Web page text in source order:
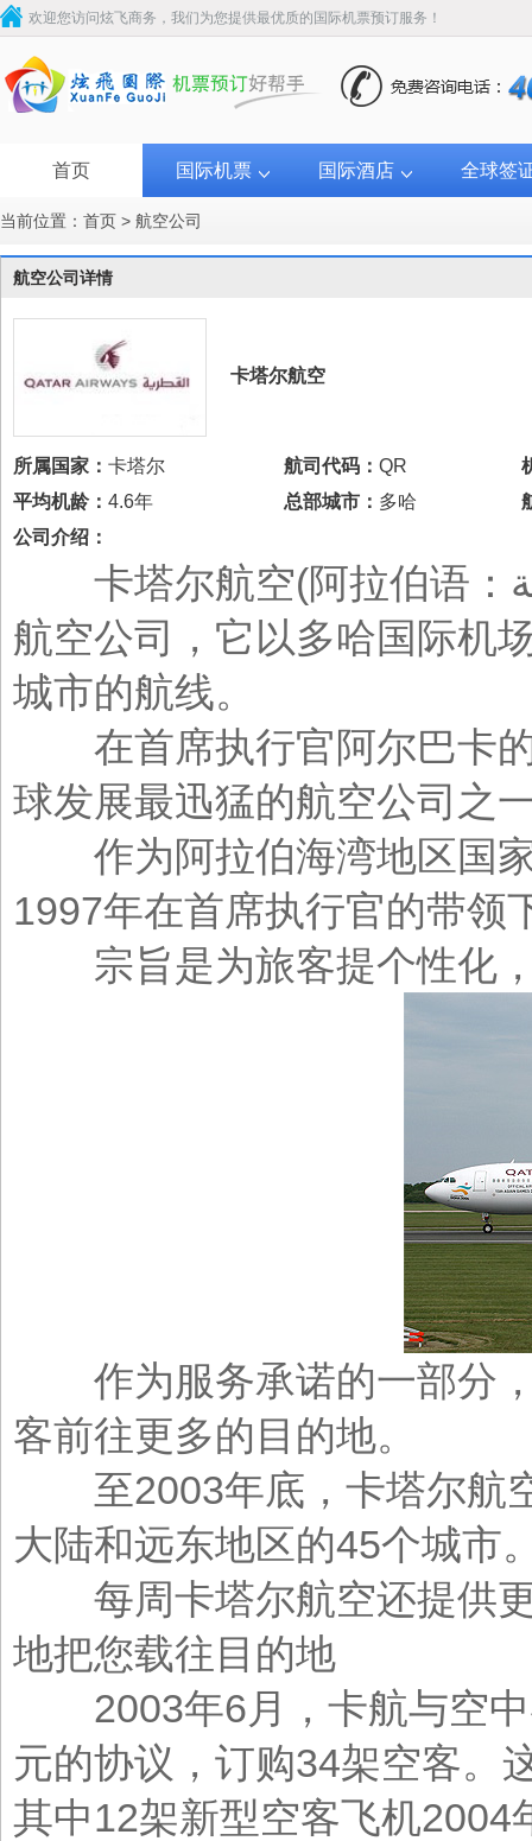
欢迎您访问炫飞商务，我们为您提供最优质的国际机票预订服务！
首页 国际机票 国际酒店 全球签
当前位置： 首页 > 航空公司
航空公司详情
卡塔尔航空
所属国家： 卡塔尔 航司代码： QR
平均机龄： 4.6年 总部城市： 多哈
公司介绍：
卡塔尔航空(阿拉伯语：القطرية)，是一家总部位于卡塔尔首都多哈的国际
航空公司，它以多哈国际机
城市的航线。
在首席执行官阿尔巴卡的
球发展最迅猛的航空公司之
作为阿拉伯海湾地区国家
1997年在首席执行官的带领
宗旨是为旅客提个性化，
作为服务承诺的一部分，
客前往更多的目的地。
至2003年底，卡塔尔航空
大陆和远东地区的45个城市
每周卡塔尔航空还提供更
地把您载往目的地
2003年6月，卡航与空中
元的协议，订购34架空客。
其中12架新型空客飞机2004